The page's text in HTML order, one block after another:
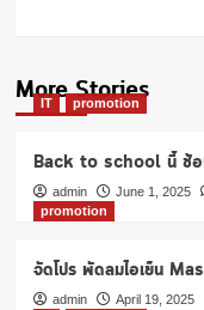
More Stories
IT promotion
Back to school นี้ ช้
admin June 1, 2025
promotion
จัดโปร พัดลมไอเย็น
admin April 19, 2025